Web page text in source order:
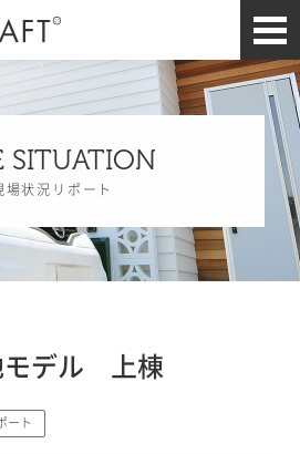
SITUATION
場状況リポート
モデル 上棟
ート